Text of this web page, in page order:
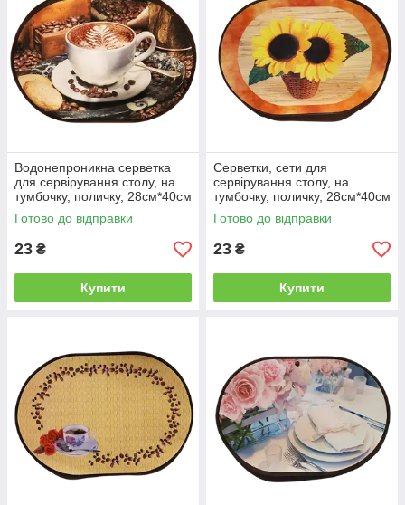
Водонепроникна серветка
для сервірування столу, на
тумбочку, поличку, 28см*40см
Готово до відправки
23 ₴
Купити
Серветки, сети для
сервірування столу, на
тумбочку, поличку, 28см*40см
Готово до відправки
23 ₴
Купити